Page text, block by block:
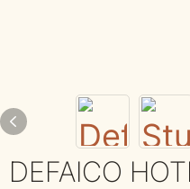
DEFAICO